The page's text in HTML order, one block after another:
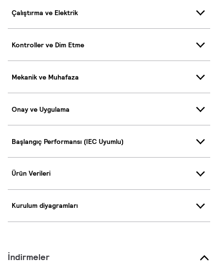
Çalıştırma ve Elektrik
Kontroller ve Dim Etme
Mekanik ve Muhafaza
Onay ve Uygulama
Başlangıç Performansı (IEC Uyumlu)
Ürün Verileri
Kurulum diyagramları
İndirmeler